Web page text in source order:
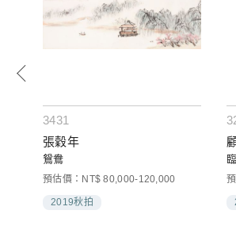
3431
張穀年
鴛鴦
預估價：NT$ 80,000-120,000
2019秋拍